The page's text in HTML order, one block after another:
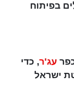
בפיתוח
עג'ר, כדי
ישראל